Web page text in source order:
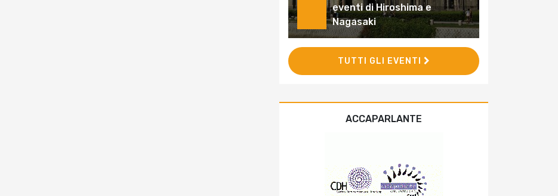
eventi di Hiroshima e
Nagasaki
TUTTI GLI EVENTI
ACCAPARLANTE